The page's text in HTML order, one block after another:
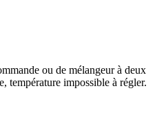
ou de mélangeur à deux
température impossible à régler.